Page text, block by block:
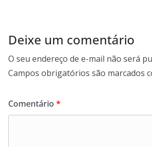
Deixe um comentário
O seu endereço de e-mail não será
Campos obrigatórios são marcados
Comentário *